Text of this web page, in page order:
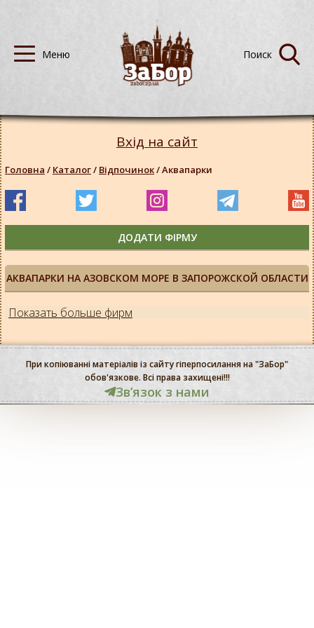
АКВАПАРКИ НА АЗОВСКОМ МОРЕ В ЗАПОРОЖСКОЙ ОБЛАСТИ
Показать больше фирм
Вхід на сайт
Головна / Каталог/ Відпочинок/Аквапарки
ДОДАТИ ФІРМУ
При копіюванні матеріалів із сайту гіперпосилання на "ЗаБор"
обов'язкове. Всі права захищені!!!
Звʼязок з нами